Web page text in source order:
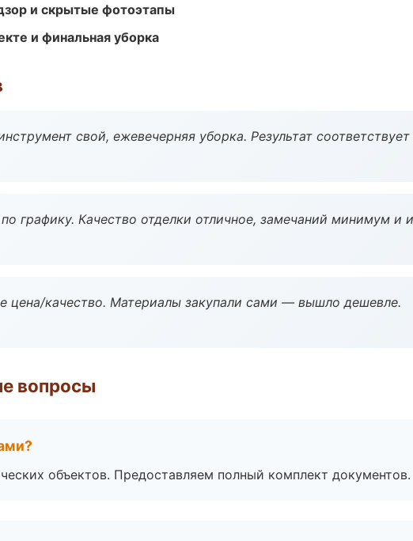
и скрытые фотоэтапы
и финальная уборка
свой, ежевечерняя уборка. Результат соответствует
графику. Качество отделки отличное, замечаний минимум и
цена/качество. Материалы закупали сами — вышло дешевле.
вопросы
объектов. Предоставляем полный комплект документов.